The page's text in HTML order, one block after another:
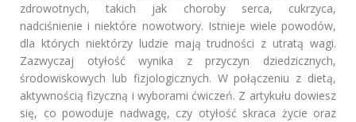
zdrowotnych, takich jak choroby serca, cukrzyca,
nadciśnienie i niektóre nowotwory. Istnieje wiele powodów,
dla których niektórzy ludzie mają trudności z utratą wagi.
Zazwyczaj otyłość wynika z przyczyn dziedzicznych,
środowiskowych lub fizjologicznych. W połączeniu z dietą,
aktywnością fizyczną i wyborami ćwiczeń. Z artykułu dowiesz
się, co powoduje nadwagę, czy otyłość skraca życie oraz